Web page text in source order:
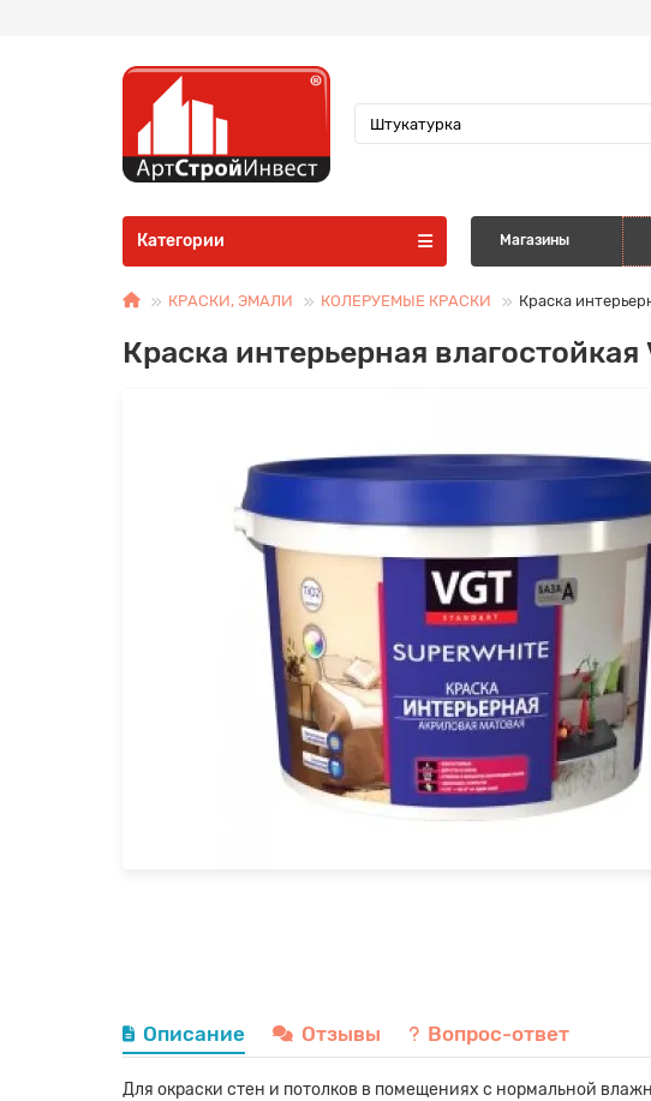
Категории Магазины
КРАСКИ, ЭМАЛИ КОЛЕРУЕМЫЕ КРАСКИ Краска
Краска интерьерная
Описание Отзывы Вопрос-ответ
Для окраски стен и потолков в помещениях с нормальной